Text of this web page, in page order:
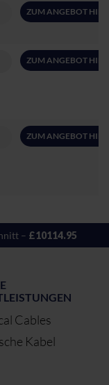
ZUM ANGEBOT
ZUM ANGEBOT
ZUM ANGEBOT
– £10114.95
Cables
Kabel